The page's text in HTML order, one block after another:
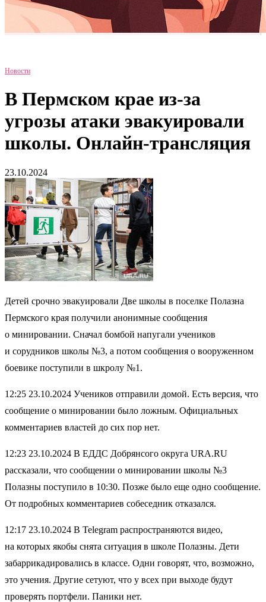
Новости
В Пермском крае из-за
угрозы атаки эвакуировали
школы. Онлайн-трансляция
23.10.2024
Детей срочно эвакуировали Две школы в поселке Полазна
Пермского края получили анонимные сообщения
о минировании. Сначал бомбой напугали учеников
и сорудников школы №3, а потом сообщения о вооруженном
боевике поступили в шкролу №1.
12:25 23.10.2024 Учеников отправили домой. Есть версия, что
сообщение о минировании было ложным. Официальных
комментариев властей до сих пор нет.
12:23 23.10.2024 В ЕДДС Добрянcого округа URA.RU
рассказали, что сообщении о минировании школы №3
Полазны поступило в 10:30. Позже было еще одно сообщение.
От подробных комментариев собеседник отказался.
12:17 23.10.2024 В Telegram распространяются видео,
на которых якобы снята ситуация в школе Полазны. Дети
забаррикадировались в классе. Одни говорят, что, возможно,
это учения. Другие сетуют, что у всех при выходе будут
проверять портфели. Паники нет.